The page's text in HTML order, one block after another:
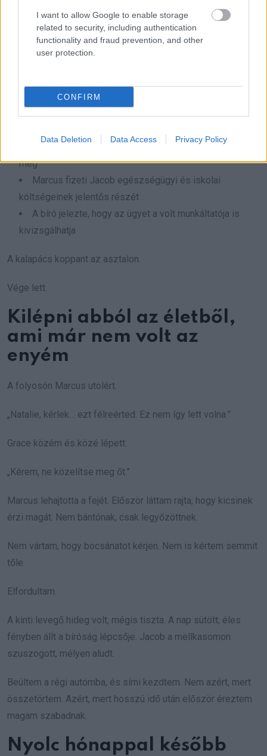
I want to allow Google to enable storage
related to security, including authentication
functionality and fraud prevention, and other
user protection.
CONFIRM
Data Deletion Data Access Privacy Policy
Marcus tiltakozni próbált, de a hangja berekedt, a mondat
közepén elhalt.
Az örökölt vagyon nem válik közös tulajdonná
Az ingatlan és a bevétele kizárólagos tulajdonomban
A havi tartásdíj összegét 3 500 dollárban állapította
meg
Marcus fizeti Jacob egészségügyi és iskolai
költségeinek jelentős részét
A bíró jelezte, hogy az ügyet a volt munkáltatója is
kivizsgálhatja
A kalapács koppant az asztalon.
Vége lett.
Kilépni abból az életből,
ami már nem volt az
enyém
A folyosón Marcus utolért.
„Natalie, kérlek… ezt félreérted. Ez nem így lett volna.”
Grace közém és közé lépett.
„Kérem, ne közelítse meg őt.”
Marcus lehajtotta a fejét. Először láttam rajta, hogy kicsinek
érzi magát. Nem bántónak, csak legyőzöttnek.
Nem vártam, hogy bocsánatot kérjen. Nem is kértem semmit
tőle.
Elfordultam.
A kinti levegő hideg volt, mégis tiszta. A nap sütött, éles
fényben állt a bíróság lépcsője. Jacob a mellkasomon
szuszogott, mélyen aludt.
Beültem a régi autómba, és sírni kezdtem. Nem azért, mert
összetörtem. Azért, mert hosszú idő után először éreztem
magam szabadnak.
Nyolc hónappal később